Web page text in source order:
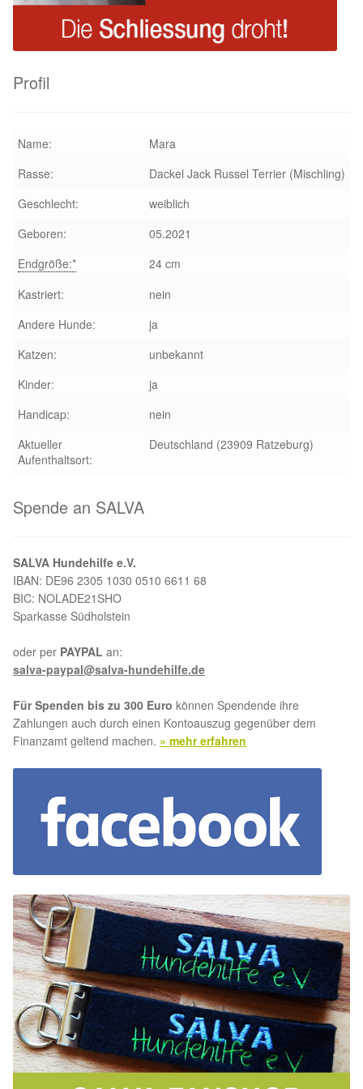
Glückliche Fellnasen
Happy End Stories
Regenbogenbrücke
Aktuelles
SALVA News
Kreativprojekte
Partnertierheim La Linea in Spanien
Aktion „Hilfe La Linea“
Updates „Hilfe La Linea“
Partnertierheim in Polen
Profil
Name:
Mara
Rasse:
Dackel Jack Russel Terrier (Mischling)
Geschlecht:
weiblich
Geboren:
05.2021
Endgröße:*
24 cm
Kastriert:
nein
Andere Hunde:
ja
Katzen:
unbekannt
Kinder:
ja
Handicap:
nein
Aktueller
Aufenthaltsort:
Deutschland (23909 Ratzeburg)
Spende an SALVA
SALVA Hundehilfe e.V.
IBAN: DE96 2305 1030 0510 6611 68
BIC: NOLADE21SHO
Sparkasse Südholstein
oder per PAYPAL an:
salva-paypal@salva-hundehilfe.de
Für Spenden bis zu 300 Euro können Spendende ihre
Zahlungen auch durch einen Kontoauszug gegenüber dem
Finanzamt geltend machen. » mehr erfahren